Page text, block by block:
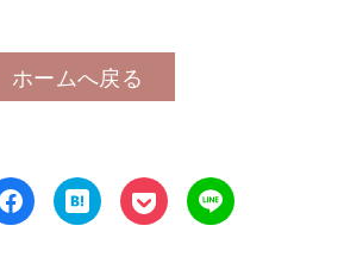
ホームへ戻る